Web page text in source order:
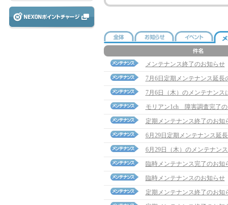
メンテナンス終了のお知らせ
7月6日定期メンテナンス延長
7月6日（木）のメンテナンス
モリアン1ch 障害調査完了
定期メンテナンス終了のお知
6月29日定期メンテナンス延
6月29日（木）のメンテナン
臨時メンテナンス完了のお知
臨時メンテナンスのお知らせ
定期メンテナンス終了のお知